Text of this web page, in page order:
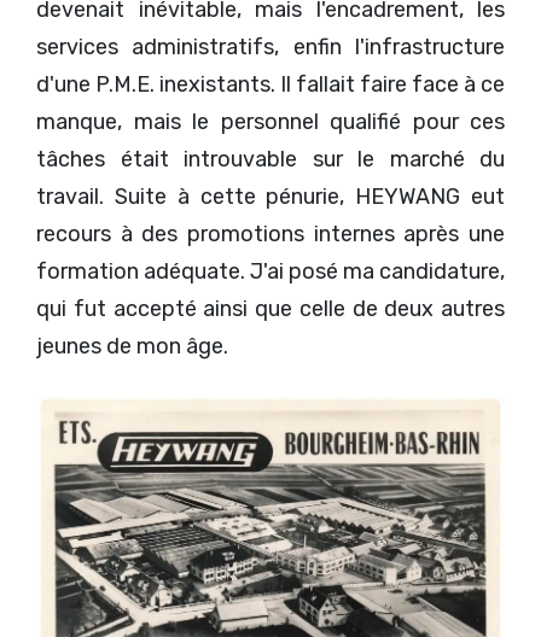
devenait inévitable, mais l'encadrement, les
services administratifs, enfin l'infrastructure
d'une P.M.E. inexistants. Il fallait faire face à ce
manque, mais le personnel qualifié pour ces
tâches était introuvable sur le marché du
travail. Suite à cette pénurie, HEYWANG eut
recours à des promotions internes après une
formation adéquate. J'ai posé ma candidature,
qui fut accepté ainsi que celle de deux autres
jeunes de mon âge.